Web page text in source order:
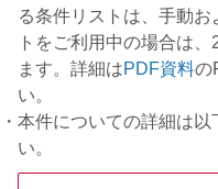
る条件リストは、手動
トをご利用中の場合は
ます。詳細はPDF資料の
い。
本件についての詳細は
い。